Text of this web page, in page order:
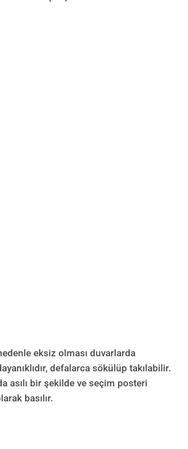
eksiz olması duvarlarda
defalarca sökülüp takılabilir.
asılı bir şekilde ve seçim posteri
basılır.